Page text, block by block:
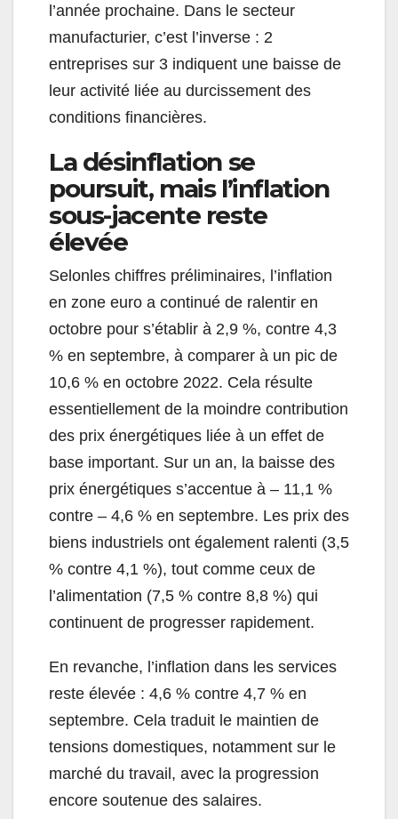
l’année prochaine. Dans le secteur
manufacturier, c’est l’inverse : 2
entreprises sur 3 indiquent une baisse de
leur activité liée au durcissement des
conditions financières.
La désinflation se
poursuit, mais l’inflation
sous-jacente reste
élevée
Selonles chiffres préliminaires, l’inflation
en zone euro a continué de ralentir en
octobre pour s’établir à 2,9 %, contre 4,3
% en septembre, à comparer à un pic de
10,6 % en octobre 2022. Cela résulte
essentiellement de la moindre contribution
des prix énergétiques liée à un effet de
base important. Sur un an, la baisse des
prix énergétiques s’accentue à – 11,1 %
contre – 4,6 % en septembre. Les prix des
biens industriels ont également ralenti (3,5
% contre 4,1 %), tout comme ceux de
l’alimentation (7,5 % contre 8,8 %) qui
continuent de progresser rapidement.
En revanche, l’inflation dans les services
reste élevée : 4,6 % contre 4,7 % en
septembre. Cela traduit le maintien de
tensions domestiques, notamment sur le
marché du travail, avec la progression
encore soutenue des salaires.